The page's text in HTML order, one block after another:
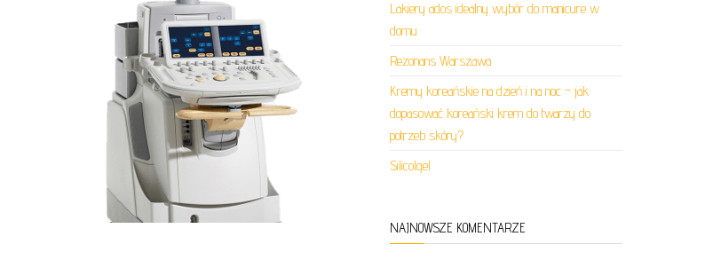
Lakiery ados idealny wybór do manicure w
domu
Rezonans Warszawa
Kremy koreańskie na dzień i na noc – jak
dopasować koreański krem do twarzy do
potrzeb skóry?
Silicolgel
NAJNOWSZE KOMENTARZE